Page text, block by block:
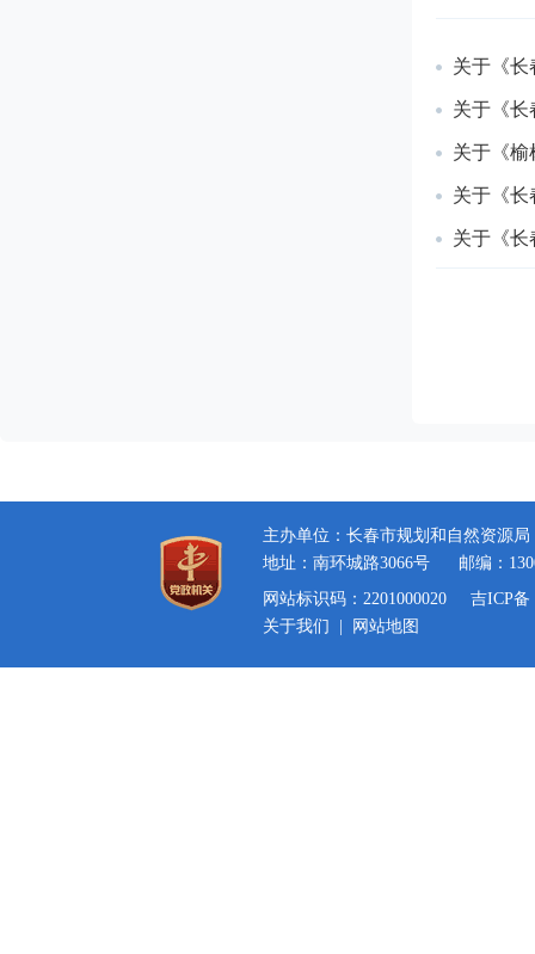
关于《长
关于《长
关于《榆
关于《长
关于《长
主办单位：长春市规划和自然资源局
地址：南环城路3066号
邮编：
网站标识码：2201000020
吉ICP备
关于我们
网站地图